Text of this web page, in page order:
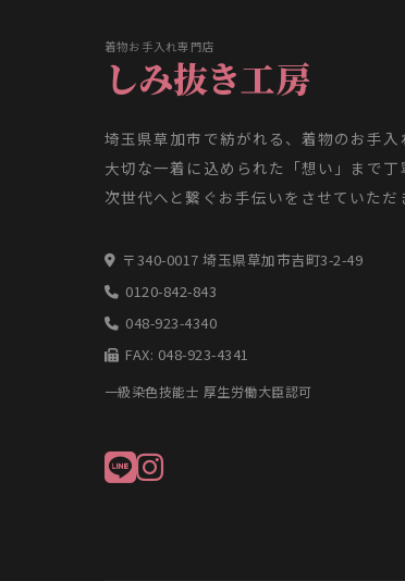
着物お手入れ専門店
しみ抜き工房
埼玉県草加市で紡がれる、着物のお手入
大切な一着に込められた「想い」まで丁
次世代へと繋ぐお手伝いをさせていただ
〒340-0017 埼玉県草加市吉町3-2-49
0120-842-843
048-923-4340
FAX: 048-923-4341
一級染色技能士 厚生労働大臣認可